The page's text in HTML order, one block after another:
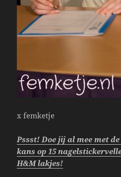
x femketje
Pssst! Doe jij al mee met
kans op 15
H&M lakjes!